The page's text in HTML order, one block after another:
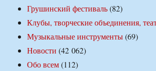
Грушинский фестиваль(82)
Клубы, творческие объединения,
Музыкальные инструменты(69)
Новости (42 062)
Обо всем(112)